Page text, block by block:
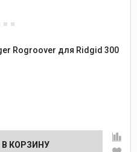
Rogroover для Ridgid 300
В КОРЗИНУ